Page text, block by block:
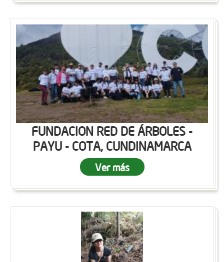
FUNDACION RED DE ÁRBOLES -
PAYU - COTA, CUNDINAMARCA
Ver más